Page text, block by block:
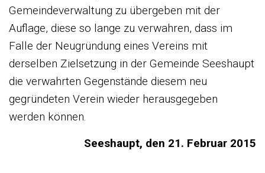
Gemeindeverwaltung zu übergeben mit der
Auflage, diese so lange zu verwahren, dass im
Falle der Neugründung eines Vereins mit
derselben Zielsetzung in der Gemeinde Seeshaupt
die verwahrten Gegenstände diesem neu
gegründeten Verein wieder herausgegeben
werden können.
Seeshaupt, den 21. Februar 2015